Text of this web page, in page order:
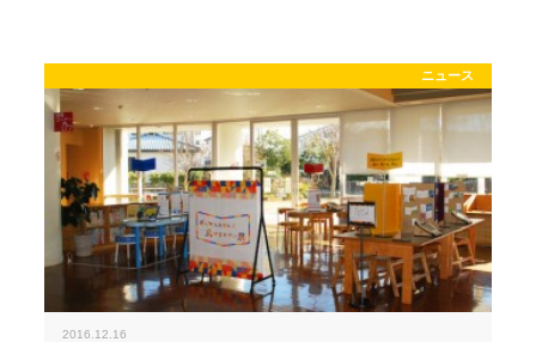
ニュース
2016.12.16